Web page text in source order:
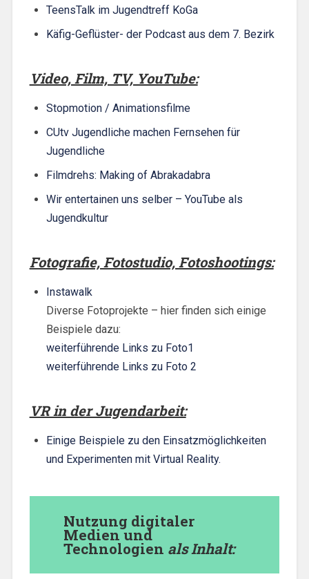
TeensTalk im Jugendtreff KoGa
Käfig-Geflüster- der Podcast aus dem 7. Bezirk
Video, Film, TV, YouTube:
Stopmotion / Animationsfilme
CUtv Jugendliche machen Fernsehen für
Jugendliche
Filmdrehs: Making of Abrakadabra
Wir entertainen uns selber – YouTube als
Jugendkultur
Fotografie, Fotostudio, Fotoshootings:
Instawalk
Diverse Fotoprojekte – hier finden sich einige
Beispiele dazu:
weiterführende Links zu Foto1
weiterführende Links zu Foto 2
VR in der Jugendarbeit:
Einige Beispiele zu den Einsatzmöglichkeiten
und Experimenten mit Virtual Reality.
Nutzung digitaler
Medien und
Technologien als Inhalt: